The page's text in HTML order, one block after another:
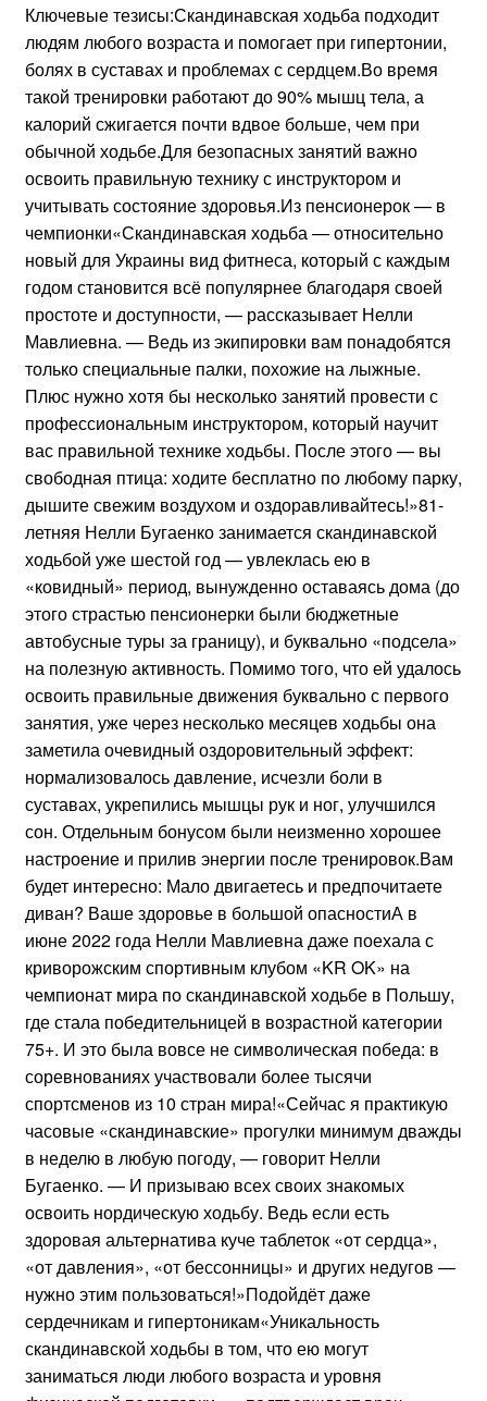
Ключевые тезисы:Скандинавская ходьба подходит
людям любого возраста и помогает при гипертонии,
болях в суставах и проблемах с сердцем.Во время
такой тренировки работают до 90% мышц тела, а
калорий сжигается почти вдвое больше, чем при
обычной ходьбе.Для безопасных занятий важно
освоить правильную технику с инструктором и
учитывать состояние здоровья.Из пенсионерок — в
чемпионки«Скандинавская ходьба — относительно
новый для Украины вид фитнеса, который с каждым
годом становится всё популярнее благодаря своей
простоте и доступности, — рассказывает Нелли
Мавлиевна. — Ведь из экипировки вам понадобятся
только специальные палки, похожие на лыжные.
Плюс нужно хотя бы несколько занятий провести с
профессиональным инструктором, который научит
вас правильной технике ходьбы. После этого — вы
свободная птица: ходите бесплатно по любому парку,
дышите свежим воздухом и оздоравливайтесь!»81-
летняя Нелли Бугаенко занимается скандинавской
ходьбой уже шестой год — увлеклась ею в
«ковидный» период, вынужденно оставаясь дома (до
этого страстью пенсионерки были бюджетные
автобусные туры за границу), и буквально «подсела»
на полезную активность. Помимо того, что ей удалось
освоить правильные движения буквально с первого
занятия, уже через несколько месяцев ходьбы она
заметила очевидный оздоровительный эффект:
нормализовалось давление, исчезли боли в
суставах, укрепились мышцы рук и ног, улучшился
сон. Отдельным бонусом были неизменно хорошее
настроение и прилив энергии после тренировок.Вам
будет интересно: Мало двигаетесь и предпочитаете
диван? Ваше здоровье в большой опасностиА в
июне 2022 года Нелли Мавлиевна даже поехала с
криворожским спортивным клубом «KR OK» на
чемпионат мира по скандинавской ходьбе в Польшу,
где стала победительницей в возрастной категории
75+. И это была вовсе не символическая победа: в
соревнованиях участвовали более тысячи
спортсменов из 10 стран мира!«Сейчас я практикую
часовые «скандинавские» прогулки минимум дважды
в неделю в любую погоду, — говорит Нелли
Бугаенко. — И призываю всех своих знакомых
освоить нордическую ходьбу. Ведь если есть
здоровая альтернатива куче таблеток «от сердца»,
«от давления», «от бессонницы» и других недугов —
нужно этим пользоваться!»Подойдёт даже
сердечникам и гипертоникам«Уникальность
скандинавской ходьбы в том, что ею могут
заниматься люди любого возраста и уровня